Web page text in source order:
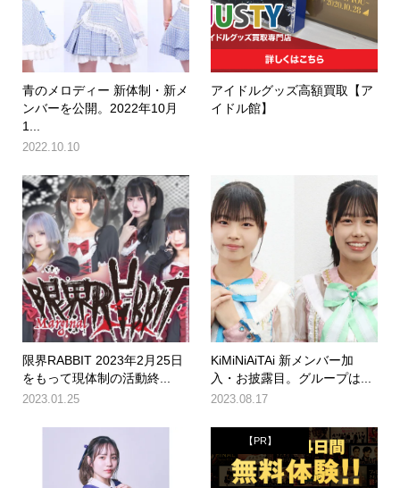
青のメロディー 新体制・新メ
ンバーを公開。2022年10月
1...
2022.10.10
アイドルグッズ高額買取【ア
イドル館】
限界RABBIT 2023年2月25日
をもって現体制の活動終...
2023.01.25
KiMiNiAiTAi 新メンバー加
入・お披露目。グループは...
2023.08.17
【PR】